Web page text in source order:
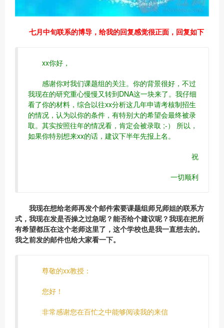
七月中旬联系的博导，给我的回复感觉很正面，回复如下
xx你好，
感谢你对我们课题组的关注。你的背景很好，不过
我现在的研究重心慢慢又转到DNA这一块来了。我仔细
看了你的材料，综合以往xx分析这几年申请考核制招生
的情况，认为以你的条件，有特别大的希望会最终被录
取。其实按照往年的情况看，肯定会被录取 ;-） 所以，
如果你特别想来xx的话，建议下半年先报上名。
祝
一切顺利
我现在想给老师再发个邮件索要课题组师兄师姐的联系方
式，我现在发是否操之过急呢？能否给个建议呢？我现在把所
有希望都压在这个老师这里了，这个学校也是我一直想去的。
我之前发的邮件也给大家看一下。
尊敬的xx教授：
您好！
非常感谢您在百忙之中能够阅读我的来信